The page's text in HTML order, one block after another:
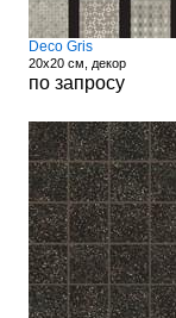
Deco Gris
20x20 см, декор
по запросу